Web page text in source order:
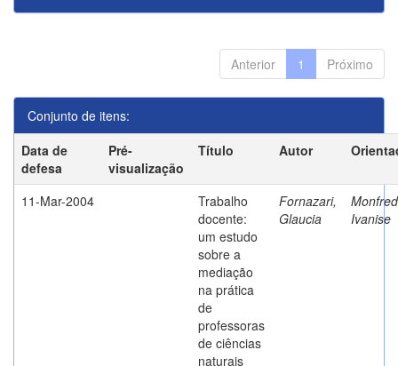
Anterior 1 Próximo
Conjunto de itens:
Data de
defesa
Pré-
visualização
Título Autor
11-Mar-2004
Trabalho
docente:
um estudo
sobre a
mediação
na prática
de
professoras
de ciências
naturais
Fornazari,
Glaucia
Ivanise